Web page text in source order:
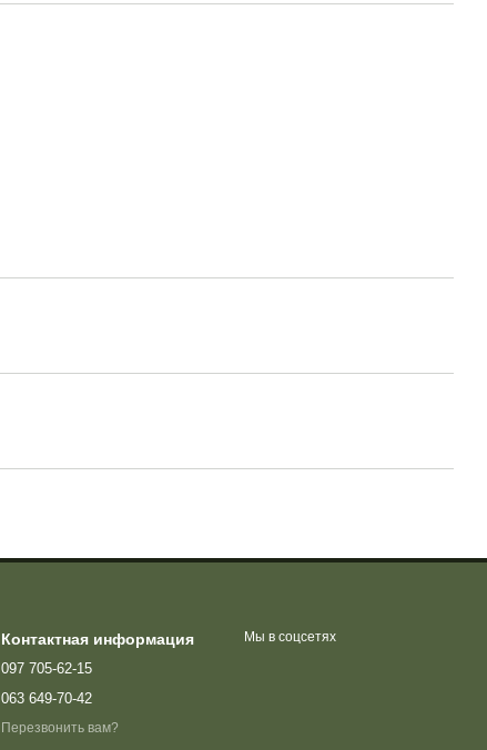
Контактная информация
097 705-62-15
063 649-70-42
Перезвонить вам?
Мы в соцсетях